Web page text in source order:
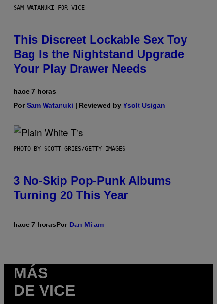
SAM WATANUKI FOR VICE
This Discreet Lockable Sex Toy
Bag Is the Nightstand Upgrade
Your Play Drawer Needs
hace 7 horas
PorSam Watanuki | Reviewed by Ysolt Usigan
PHOTO BY SCOTT GRIES/GETTY IMAGES
3 No-Skip Pop-Punk Albums
Turning 20 This Year
hace 7 horasPor Dan Milam
MÁS
DE VICE